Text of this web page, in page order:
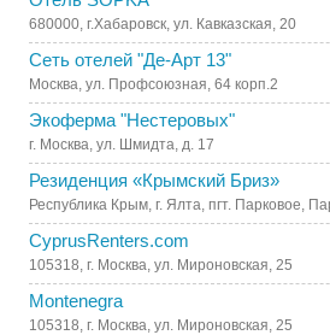
680000, г.Хабаровск, ул. Кавказская, 20
Сеть отелей "Де-Арт 13"
Москва, ул. Профсоюзная, 64 корп.2
Экоферма "Нестеровых"
г. Москва, ул. Шмидта, д. 17
Резиденция «Крымский Бриз»
Республика Крым, г. Ялта, пгт. Парковое,
CyprusRenters.com
105318, г. Москва, ул. Мироновская, 25
Montenegra
105318, г. Москва, ул. Мироновская, 25